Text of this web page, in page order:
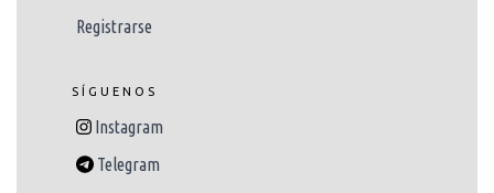
Registrarse
SÍGUENOS
Instagram
Telegram